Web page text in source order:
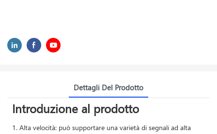
Dettagli Del Prodotto
Introduzione al prodotto
1. Alta velocità: può supportare una varietà di segnali ad alta